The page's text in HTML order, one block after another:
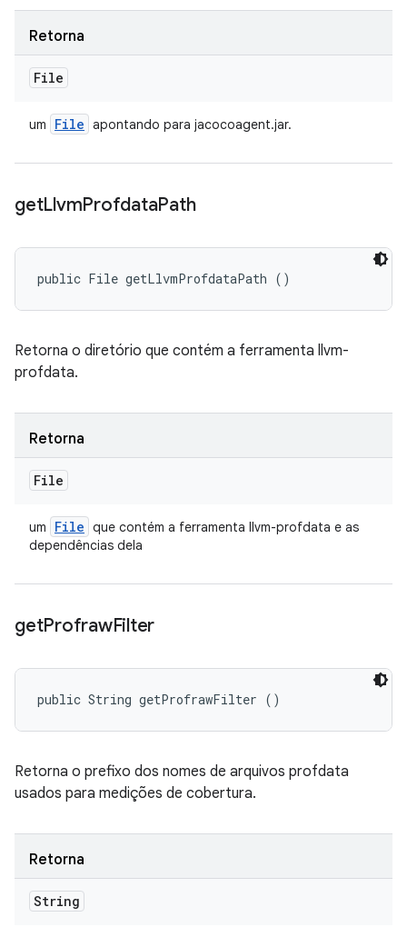
Retorna
File
um File apontando para jacocoagent.jar.
getLlvmProfdataPath
public File getLlvmProfdataPath ()
Retorna o diretório que contém a ferramenta llvm-
profdata.
Retorna
File
um File que contém a ferramenta llvm-profdata e as
dependências dela
getProfrawFilter
public String getProfrawFilter ()
Retorna o prefixo dos nomes de arquivos profdata
usados para medições de cobertura.
Retorna
String